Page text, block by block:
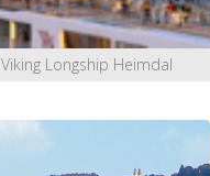
Viking Longship Heimdal